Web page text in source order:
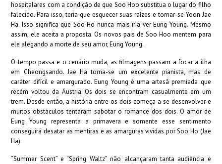
hospitalares com a condição de que Soo Hoo substitua o lugar do filho
falecido. Para isso, teria que esquecer suas raízes e tornar-se Yoon Jae
Ha. Isso significa que Soo Ho nunca mais iria ver Eung Young. Mesmo
assim, ele aceita a proposta. Os novos pais de Soo Hoo mentem para
ele alegando a morte de seu amor, Eung Young.
O tempo passa e o cenário muda, as filmagens passam a focar a ilha
em Cheongsando. Jae Ha torna-se um excelente pianista, mas de
caráter difícil e amargurado. Eung Young é uma artesã premiada que
recém voltou da Áustria. Os dois se encontram casualmente em um
trem. Desde então, a história entre os dois começa a se desenvolver e
muitos obstáculos tentaram sabotar o romance dos dois. O amor de
Eung Young representa a primavera e somente esse sentimento
conseguirá desatar as mentiras e as amarguras vividas por Soo Ho (Jae
Ha).
“Summer Scent” e “Spring Waltz” não alcançaram tanta audiência e